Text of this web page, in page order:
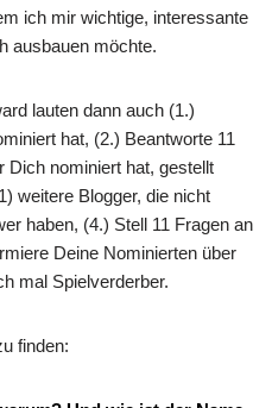
ich mir wichtige, interessante
ausbauen möchte.
lauten dann auch (1.)
hat, (2.) Beantworte 11
Dich nominiert hat, gestellt
weitere Blogger, die nicht
haben, (4.) Stell 11 Fragen an
Deine Nominierten über
mal Spielverderber.
finden: